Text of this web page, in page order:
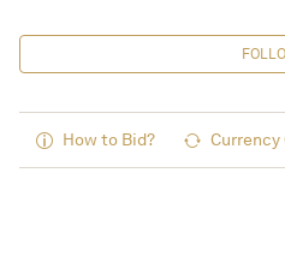
How to Bid? Currency